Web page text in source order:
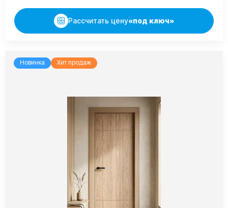
Рассчитать цену«под ключ»
Новинка Хит продаж